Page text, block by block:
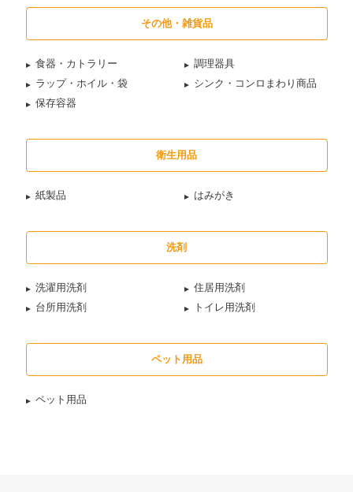
その他・雑貨品
食器・カトラリー
調理器具
ラップ・ホイル・袋
シンク・コンロまわり商品
保存容器
衛生用品
紙製品 はみがき
洗剤
洗濯用洗剤
住居用洗剤
台所用洗剤
トイレ用洗剤
ペット用品
ペット用品